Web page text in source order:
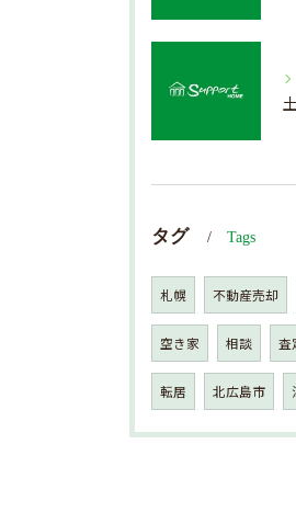
タグ Tags
札幌 不動産売却
空き家 相談 査
転居 北広島市